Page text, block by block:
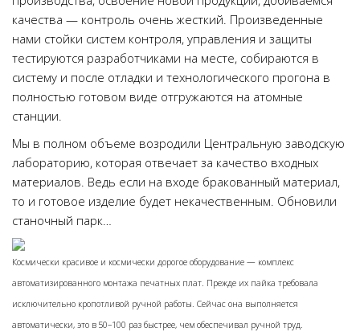
качества — контроль очень жесткий. Произведенные
нами стойки систем контроля, управления и защиты
тестируются разработчиками на месте, собираются в
систему и после отладки и технологического прогона в
полностью готовом виде отгружаются на атомные
станции.
Мы в полном объеме возродили Центральную заводскую
лабораторию, которая отвечает за качество входных
материалов. Ведь если на входе бракованный материал,
то и готовое изделие будет некачественным. Обновили
станочный парк…
Космически красивое и космически дорогое оборудование — комплекс
автоматизированного монтажа печатных плат. Прежде их пайка требовала
исключительно кропотливой ручной работы. Сейчас она выполняется
автоматически, это в 50–100 раз быстрее, чем обеспечивал ручной труд.